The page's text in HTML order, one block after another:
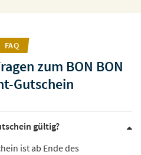
FAQ
zum BON BON
Gutschein
gültig?
ist ab Ende des